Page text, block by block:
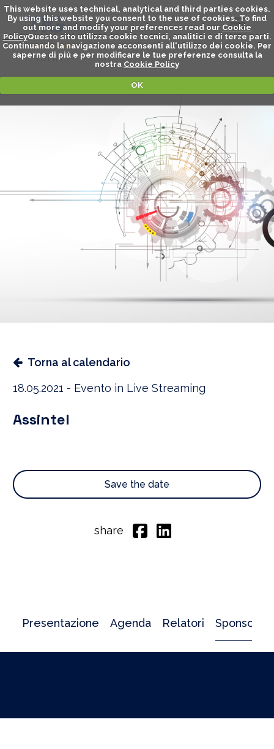
This website uses technical, analytical and third parties cookies.
By using this website you consent to the use of cookies. To find
out more and modify your preferences read our Cookie
PolicyQuesto sito utilizza cookie tecnici, analitici e di terze parti.
Continuando la navigazione acconsenti all'utilizzo dei cookie. Per
saperne di piú e per modificare le tue preferenze consulta la
nostra Cookie Policy
OK
EVENTS
Torna al calendario
18.05.2021 - Evento in Live Streaming
Assintel
Save the date
share
Presentazione Agenda Relatori Sponsor